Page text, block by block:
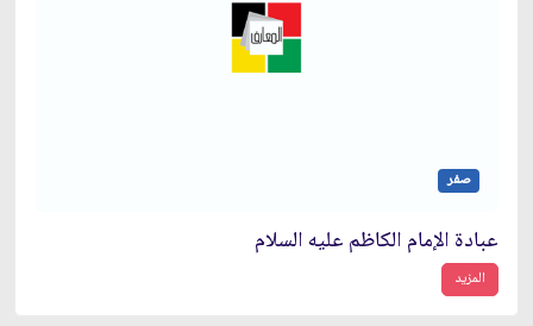
صفر
عبادة الإمام الكاظم عليه السلام
المزيد